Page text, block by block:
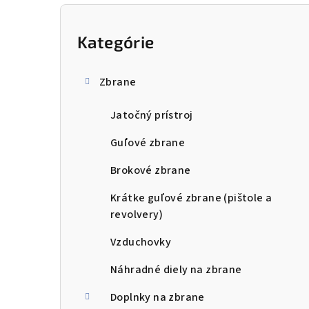
B
Preskočiť
kategórie
Kategórie
Zbrane
Jatočný prístroj
Guľové zbrane
Brokové zbrane
Krátke guľové zbrane (pištole a
revolvery)
Vzduchovky
Náhradné diely na zbrane
Doplnky na zbrane